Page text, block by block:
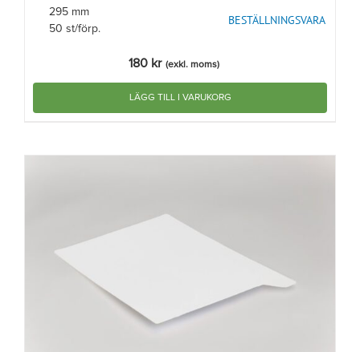
295 mm
50 st/förp.
BESTÄLLNINGSVARA
180 kr (exkl. moms)
LÄGG TILL I VARUKORG